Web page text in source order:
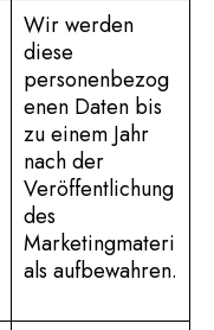
Wir werden
diese
personenbezog
enen Daten bis
zu einem Jahr
nach der
Veröffentlichung
des
Marketingmateri
als aufbewahren.